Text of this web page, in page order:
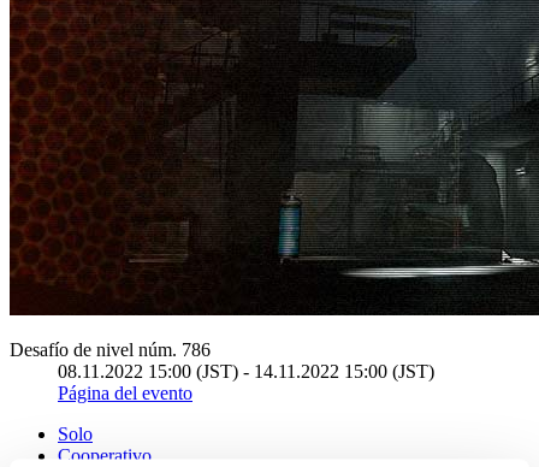
Desafío de nivel núm. 786
08.11.2022 15:00 (JST) - 14.11.2022 15:00 (JST)
Página del evento
Solo
Cooperativo